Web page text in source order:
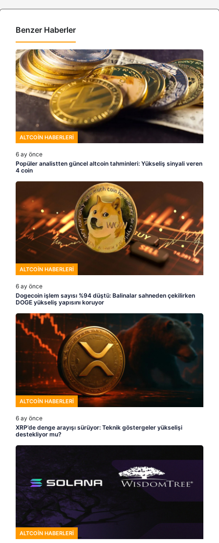
Benzer Haberler
ALTCOIN HABERLERI
6 ay önce
Popüler analistten güncel altcoin tahminleri: Yükseliş sinyali veren
4 coin
ALTCOIN HABERLERI
6 ay önce
Dogecoin işlem sayısı %94 düştü: Balinalar sahneden çekilirken
DOGE yükseliş yapısını koruyor
ALTCOIN HABERLERI
6 ay önce
XRP’de denge arayışı sürüyor: Teknik göstergeler yükselişi
destekliyor mu?
ALTCOIN HABERLERI